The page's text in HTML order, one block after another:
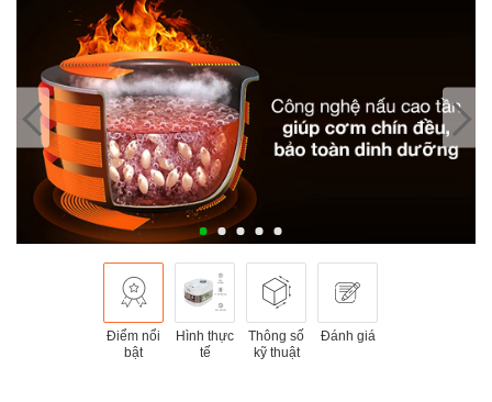
Điểm nổi
bật
Hình thực
tế
Thông số
kỹ thuật
Đánh giá